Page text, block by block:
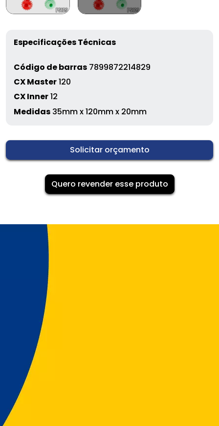
Especificações Técnicas
Código de barras 7899872214829
CX Master120
CX Inner12
Medidas 35mm x 120mm x 20mm
Solicitar orçamento
Quero revender esse produto